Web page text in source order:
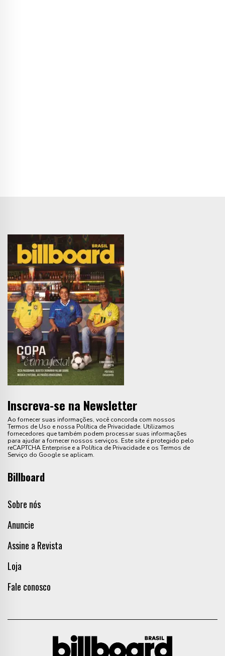
Inscreva-se na Newsletter
Ao fornecer suas informações, você concorda com nossos
Termos de Uso e nossa Política de Privacidade. Utilizamos
fornecedores que também podem processar suas informações
para ajudar a fornecer nossos serviços. Este site é protegido pelo
reCAPTCHA Enterprise e a Política de Privacidade e os Termos de
Serviço do Google se aplicam.
Billboard
Sobre nós
Anuncie
Assine a Revista
Loja
Fale conosco